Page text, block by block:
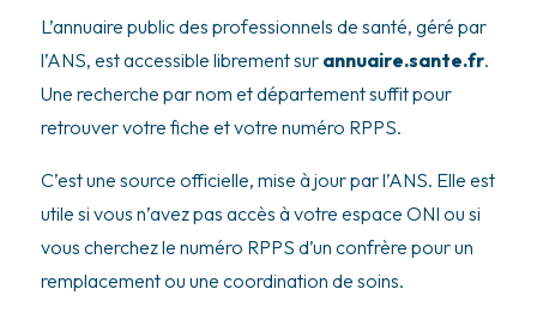
L’annuaire public des professionnels de santé, géré par
l’ANS, est accessible librement sur annuaire.sante.fr.
Une recherche par nom et département suffit pour
retrouver votre fiche et votre numéro RPPS.
C’est une source officielle, mise à jour par l’ANS. Elle est
utile si vous n’avez pas accès à votre espace ONI ou si
vous cherchez le numéro RPPS d’un confrère pour un
remplacement ou une coordination de soins.